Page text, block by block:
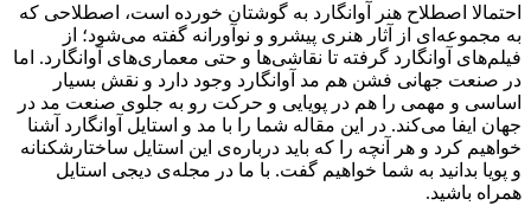
احتمالا اصطلاح هنر آوانگارد به گوشتان خورده است، اصطلاحی که
به مجموعه‌ای از آثار هنری پیشرو و نوآورانه گفته می‌شود؛ از
فیلم‌های آوانگارد گرفته تا نقاشی‌ها و حتی معماری‌های آوانگارد. اما
در صنعت جهانی فشن هم مد آوانگارد وجود دارد و نقش بسیار
اساسی و مهمی را هم در پویایی و حرکت رو به جلوی صنعت مد در
جهان ایفا می‌کند. در این مقاله شما را با مد و استایل آوانگارد آشنا
خواهیم کرد و هر آنچه را که باید درباره‌ی این استایل ساختارشکنانه
و پویا بدانید به شما خواهیم گفت. با ما در مجله‌ی دیجی استایل
همراه باشید.